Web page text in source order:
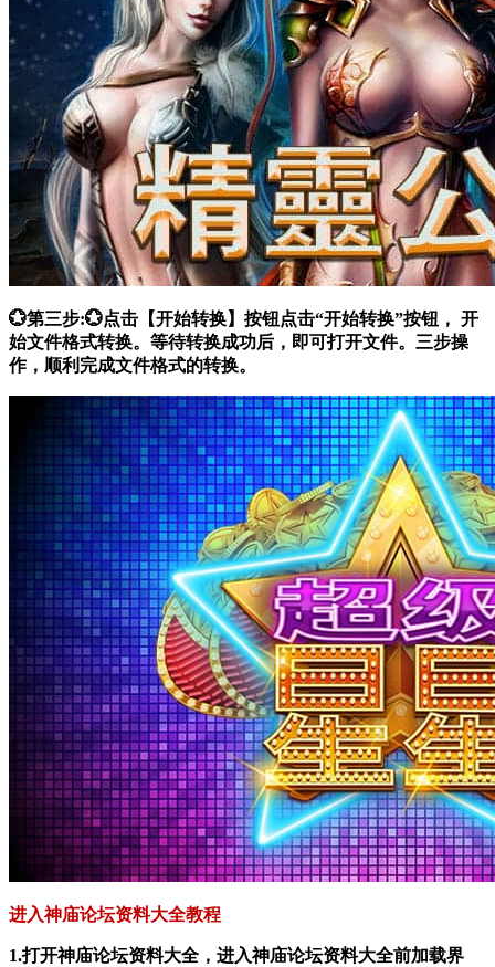
💮第三步:💮点击【开始转换】按钮点击“开始转换”按钮， 开
始文件格式转换。等待转换成功后，即可打开文件。三步操
作，顺利完成文件格式的转换。
进入神庙论坛资料大全教程
1.打开神庙论坛资料大全，进入神庙论坛资料大全前加载界